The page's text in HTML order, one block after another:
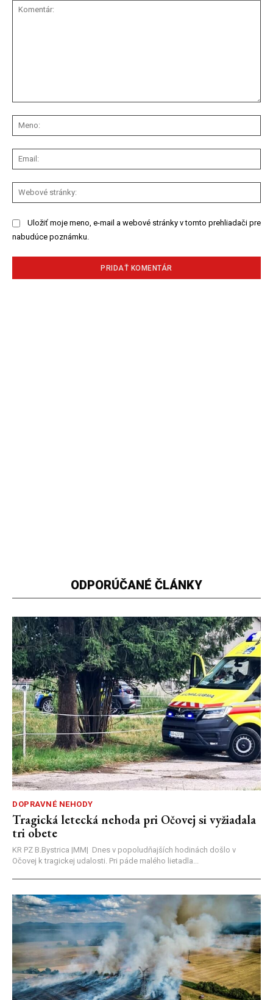
Uložiť moje meno, e-mail a webové stránky v tomto prehliadači pre
nabudúce poznámku.
ODPORÚČANÉ ČLÁNKY
DOPRAVNÉ NEHODY
Tragická letecká nehoda pri Očovej si vyžiadala
tri obete
KR PZ B.Bystrica |MM| Dnes v popoludňajších hodinách došlo v
Očovej k tragickej udalosti. Pri páde malého lietadla...